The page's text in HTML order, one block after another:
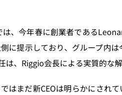
月7日 ]
、今年春に創業者である
に提示しており、グループ内
は、Riggio会長による実質的な
はまだ新CEOは明らかにされ